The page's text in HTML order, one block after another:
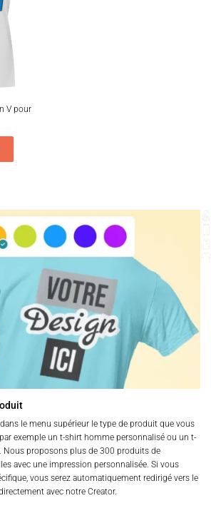
V pour
le menu supérieur le type de produit que vous
exemple un t-shirt homme personnalisé ou un t-
Nous proposons plus de 300 produits de
avec une impression personnalisée. Si vous
vous serez automatiquement redirigé vers le
avec notre Creator.